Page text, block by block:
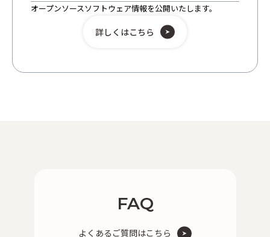
オープンソースソフトウェア情報を公開いたします。
詳しくはこちら
FAQ
よくあるご質問はこちら